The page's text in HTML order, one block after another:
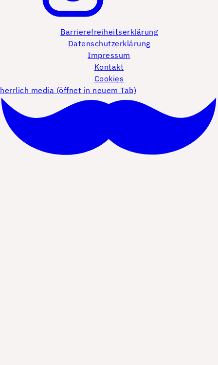
Barrierefreiheitserklärung
Datenschutzerklärung
Impressum
Kontakt
Cookies
herrlich media (öffnet in neuem Tab)